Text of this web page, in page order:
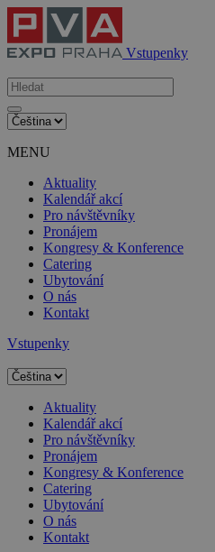
Vstupenky
MENU
Aktuality
Kalendář akcí
Pro návštěvníky
Pronájem
Kongresy & Konference
Catering
Ubytování
O nás
Kontakt
Vstupenky
Aktuality
Kalendář akcí
Pro návštěvníky
Pronájem
Kongresy & Konference
Catering
Ubytování
O nás
Kontakt